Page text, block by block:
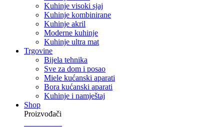
Kuhinje visoki sjaj
Kuhinje kombinirane
Kuhinje akril
Moderne kuhinje
Kuhinje ultra mat
Trgovine
Bijela tehnika
Sve za dom i posao
Miele kućanski aparati
Bora kućanski aparati
Kuhinje i namještaj
Shop
Proizvođači